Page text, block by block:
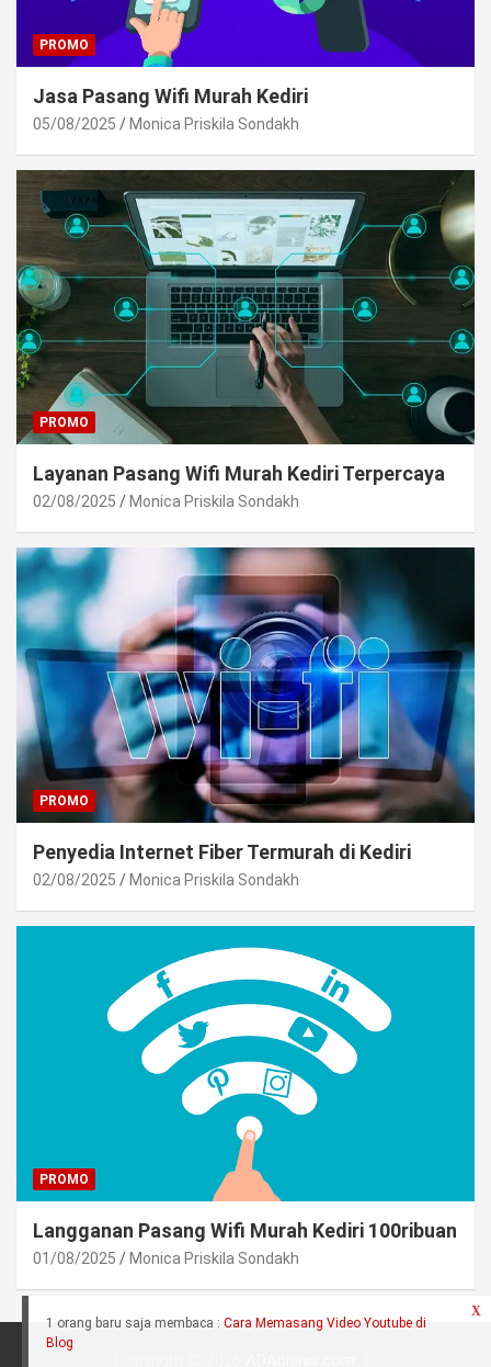
PROMO
Jasa Pasang Wifi Murah Kediri
05/08/2025 Monica Priskila Sondakh
PROMO
Layanan Pasang Wifi Murah Kediri Terpercaya
02/08/2025 Monica Priskila Sondakh
PROMO
Penyedia Internet Fiber Termurah di Kediri
02/08/2025 Monica Priskila Sondakh
PROMO
Langganan Pasang Wifi Murah Kediri 100ribuan
01/08/2025 Monica Priskila Sondakh
1 orang baru saja membaca : Cara Memasang Video Youtube di
Blog
X